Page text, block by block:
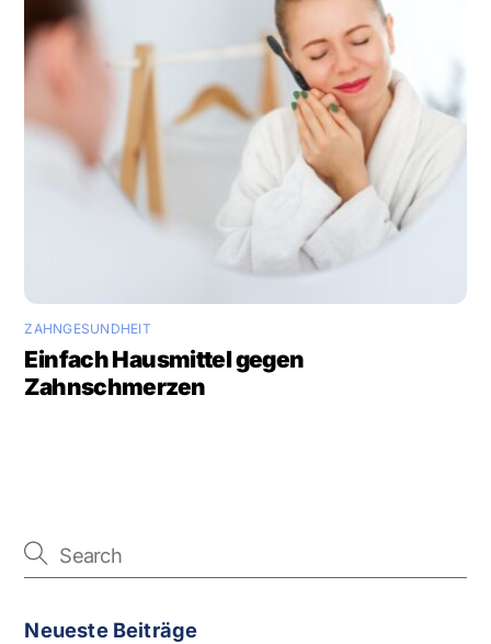
ZAHNGESUNDHEIT
Einfach Hausmittel gegen
Zahnschmerzen
Neueste Beiträge